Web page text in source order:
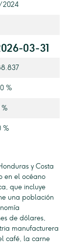
2024
03-31
%
%
%
y Costa
en el océano
que incluye
una población
de dólares,
manufacturera
café, la carne